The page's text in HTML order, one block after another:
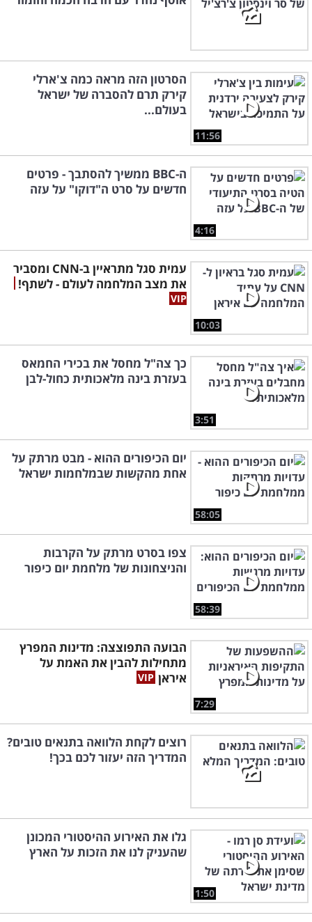
11:56
הסרטון הזה מראה כמה צ'ארלי
קירק תרם להסברה של ישראל
בעולם...
4:16
ה-BBC ממשיך להסתבך - פרטים
חדשים על סרט ה"דוקו" על עזה
10:03
עמית סגל מתראיין ב-CNN ומסביר
את מצב המלחמה לעולם - לשתף!
3:51
כך צה"ל מחסל את בכירי החמאס
בעזרת בינה מלאכותית כחול-לבן
58:05
יום הכיפורים ההוא - מבט מרתק על
אחת מהקשות שבמלחמות ישראל
58:39
צפו בסרט מרתק על הקרבות
והניצחונות של מלחמת יום כיפור
7:29
הבועה התפוצצה: מדינות המפרץ
מתחילות להבין את האמת על
איראן
רוצים לקחת הלוואה בתנאים טובים?
המדריך הזה יעזור לכם בכך!
1:50
גלו את האירוע ההיסטורי המכונן
שהעניק לנו את הזכות על הארץ